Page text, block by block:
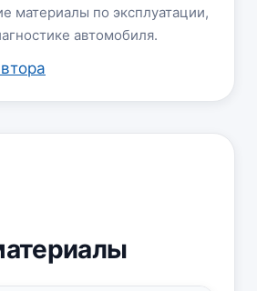
материалы по эксплуатации,
автомобиля.